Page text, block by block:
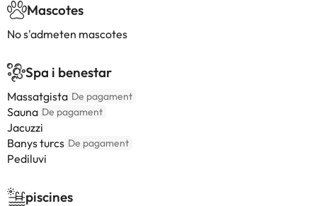
Mascotes
No s'admeten mascotes
Spa i benestar
Massatgista De pagament
Sauna De pagament
Jacuzzi
Banys turcs De pagament
Pediluvi
piscines